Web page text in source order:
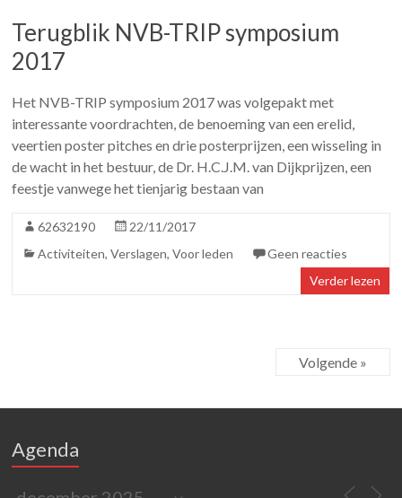
Terugblik NVB-TRIP symposium
2017
Het NVB-TRIP symposium 2017 was volgepakt met
interessante voordrachten, de benoeming van een erelid,
veertien poster pitches en drie posterprijzen, een wisseling in
de wacht in het bestuur, de Dr. H.C.J.M. van Dijkprijzen, een
feestje vanwege het tienjarig bestaan van
62632190
22/11/2017
Activiteiten,Verslagen,Voor leden
Geen reacties
Verder lezen
Volgende »
Agenda